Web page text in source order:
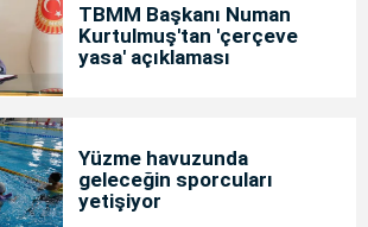
TBMM Başkanı Numan
Kurtulmuş'tan 'çerçeve
yasa' açıklaması
Yüzme havuzunda
geleceğin sporcuları
yetişiyor